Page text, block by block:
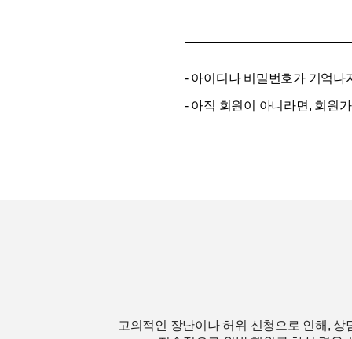
- 아이디나 비밀번호가 기억나
- 아직 회원이 아니라면, 회원
고의적인 장난이나 허위 신청으로 인해,